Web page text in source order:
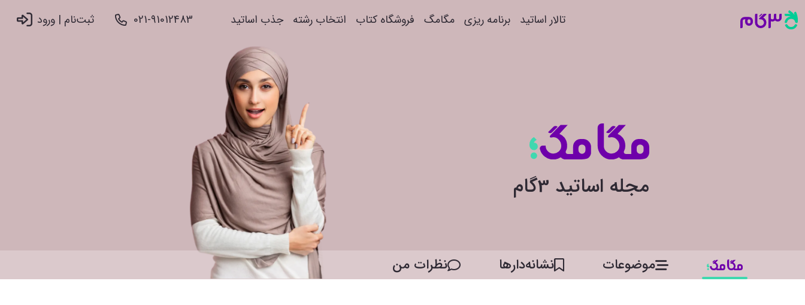
تالار اساتید برنامه ریزی مگامگ فروشگاه کتاب انتخاب رشته جذب اساتید 021-91012483 ثبت‌نام |‌ ورود
مجله اساتید 3گام
موضوعات نشانه‌دار‌ها نظرات من